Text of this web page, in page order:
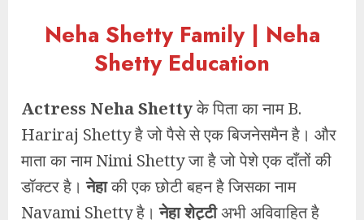
Neha Shetty Family | Neha
Shetty Education
Actress Neha Shettyके पिता का नाम B.
Hariraj Shetty है जो पैसे से एक बिजनेसमैन है। और
माता का नाम Nimi Shetty जा है जो पेशे एक दाँतों की
डॉक्टर है।नेहाकी एक छोटी बहन है जिसका नाम
Navami Shetty है।नेहा शेट्टीअभी अविवाहित है